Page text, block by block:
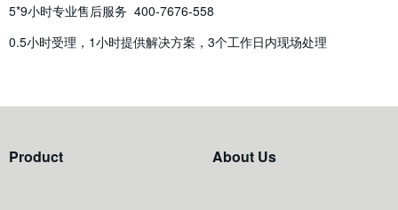
5*9小时专业售后服务 400-7676-558
0.5小时受理，1小时提供解决方案，3个工作日内现场处理
Product About Us